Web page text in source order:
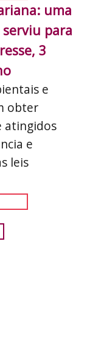
uma
serviu para
3
e
obter
atingidos
e
leis